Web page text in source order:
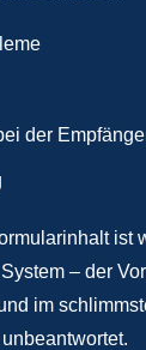
der
ist
– der
im